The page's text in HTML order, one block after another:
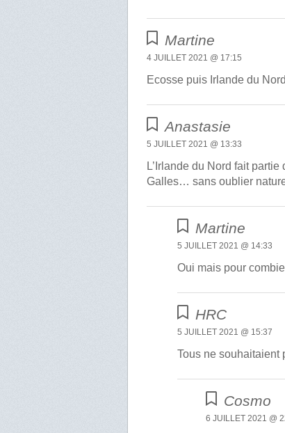
Martine
4 JUILLET 2021 @ 17:15
Ecosse puis Irlande du
Anastasie
5 JUILLET 2021 @ 13:33
L’Irlande du Nord fait
Galles… sans oublier
Martine
5 JUILLET 2021 @ 14:33
Oui mais pour
HRC
5 JUILLET 2021 @ 15:37
Tous ne souhaitaient
Cosmo
6 JUILLET 2021 @